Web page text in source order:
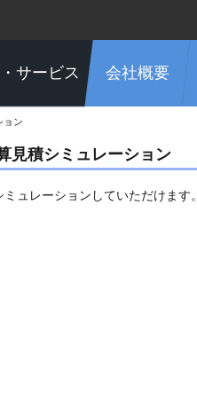
サービス 会社概要
ン
見積シミュレーション
ュレーションしていただけます。